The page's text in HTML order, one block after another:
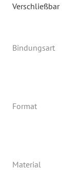
Verschließbar
Bindungsart
Format
Material